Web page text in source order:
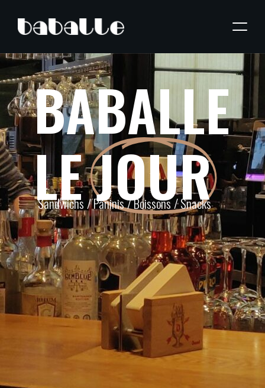
BABALLE
LEJOUR
Sandwichs / Paninis / Boissons / Snacks